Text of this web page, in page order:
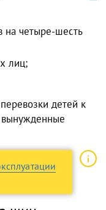
на четыре-шесть
лиц;
детей к
вынужденные